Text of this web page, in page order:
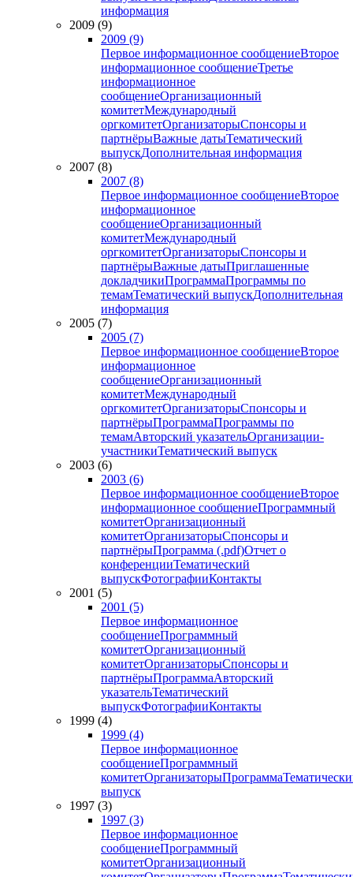
информация
2009 (9)
2009 (9)
Первое информационное сообщениеВторое
информационное сообщениеТретье
информационное
сообщениеОрганизационный
комитетМеждународный
оргкомитетОрганизаторыСпонсоры и
партнёрыВажные датыТематический
выпускДополнительная информация
2007 (8)
2007 (8)
Первое информационное сообщениеВторое
информационное
сообщениеОрганизационный
комитетМеждународный
оргкомитетОрганизаторыСпонсоры и
партнёрыВажные датыПриглашенные
докладчикиПрограммаПрограммы по
темамТематический выпускДополнительная
информация
2005 (7)
2005 (7)
Первое информационное сообщениеВторое
информационное
сообщениеОрганизационный
комитетМеждународный
оргкомитетОрганизаторыСпонсоры и
партнёрыПрограммаПрограммы по
темамАвторский указательОрганизации-
участникиТематический выпуск
2003 (6)
2003 (6)
Первое информационное сообщениеВторое
информационное сообщениеПрограммный
комитетОрганизационный
комитетОрганизаторыСпонсоры и
партнёрыПрограмма (.pdf)Отчет о
конференцииТематический
выпускФотографииКонтакты
2001 (5)
2001 (5)
Первое информационное
сообщениеПрограммный
комитетОрганизационный
комитетОрганизаторыСпонсоры и
партнёрыПрограммаАвторский
указательТематический
выпускФотографииКонтакты
1999 (4)
1999 (4)
Первое информационное
сообщениеПрограммный
комитетОрганизаторыПрограмма
выпуск
1997 (3)
1997 (3)
Первое информационное
сообщениеПрограммный
комитетОрганизационный